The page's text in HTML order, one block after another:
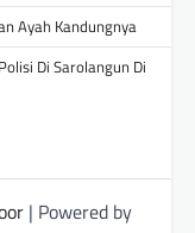
Ayah Kandungnya
Di Sarolangun Di
| Powered by